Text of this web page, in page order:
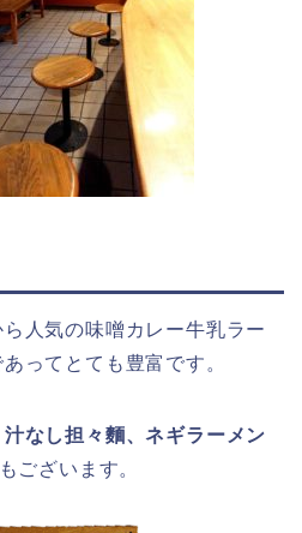
人気の味噌カレー牛乳ラー
ってとても豊富です。
汁なし担々麵、ネギラーメン
もございます。